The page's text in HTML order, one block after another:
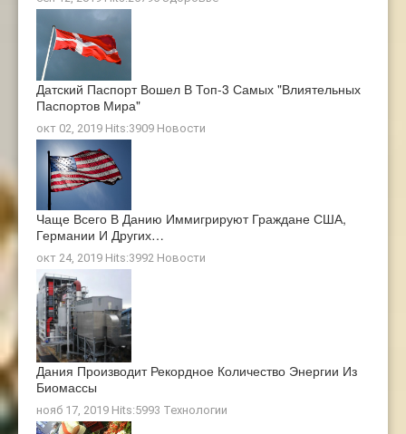
Датский Паспорт Вошел В Топ-3 Самых "влиятельных
Паспортов Мира"
окт 02, 2019 Hits:3909 Новости
Чаще Всего В Данию Иммигрируют Граждане США,
Германии И Других…
окт 24, 2019 Hits:3992 Новости
Дания Производит Рекордное Количество Энергии Из
Биомассы
нояб 17, 2019 Hits:5993 Технологии